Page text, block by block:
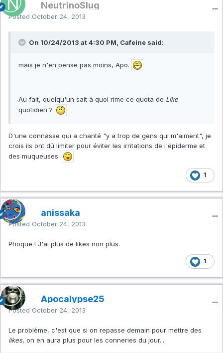
NeutrinoSlug
Posted October 24, 2013
On 10/24/2013 at 4:30 PM, Cafeine said:
mais je n'en pense pas moins, Apo.
Au fait, quelqu'un sait à quoi rime ce quota de Like
quotidien ?
D'une connasse qui a chanté "y a trop de gens qui m'aiment", je
crois ils ont dû limiter pour éviter les irritations de l'épiderme et
des muqueuses.
1
anissaka
Posted October 24, 2013
Phoque ! J'ai plus de likes non plus.
1
Apocalypse25
Posted October 24, 2013
Le problème, c'est que si on repasse demain pour mettre des
likes, on en aura plus pour les conneries du jour...